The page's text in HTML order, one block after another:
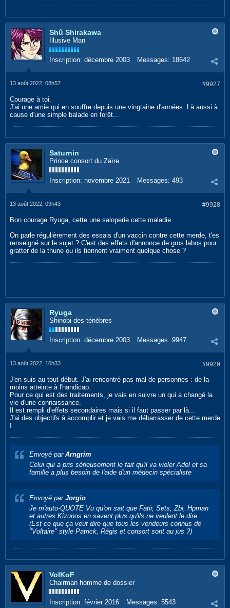
Shû Shirakawa
Illusive Man
Inscription: décembre 2003 Messages: 18642
#9927
13 août 2022, 08h57
Courage à toi.
J'ai une amie qui en souffre depuis une vingtaine d'années. Là aussi à
cause d'une simple balade en forêt...
Saturnin
Prince consort du Zaïre
Inscription: novembre 2021 Messages: 493
#9928
13 août 2022, 09h43
Bon courage Ryuga, cette une saloperie cette maladie.
On parle régulièrement des essais d'un vaccin contre cette merde, t'es
renseigné sur le sujet ? C'est des effets d'annonce de gros labos pour
gratter de la thune ou ils tiennent vraiment quelque chose ?
Ryuga
Shinobi des ténèbres
Inscription: décembre 2003 Messages: 9947
#9929
13 août 2022, 10h33
J'en suis au tout début. J'ai rencontré pas mal de personnes : de la
moins atteinte à l'handicap.
Pour ce qui est des traitements, je vais en suivre un qui a changé la
vie d'une connaissance.
Il est rempli d'effets secondaires mais si il faut passer par là...
J'ai des objectifs à accomplir et je vais me débarrasser de cette merde
!
Envoyé par Arngrim
Celui qui a pris sérieusement le fait qu'il va violer Adol et sa
famille a plus besoin de l'aide d'un médecin spécialiste
Envoyé par Jorgio
Je m'auto-QUOTE Vu qu'on sait que Fatir, Sets, Zbi, Hpman
et autres Kizunos en savent plus qu'ils ne veulent le dire.
(Est ce que ça veut dire que tous les vendeurs connus de
"Voltaire" style Patrick, Régis et consort sont au jus ?)
VolKoF
Chairman homme de dossier
Inscription: février 2016 Messages: 5543